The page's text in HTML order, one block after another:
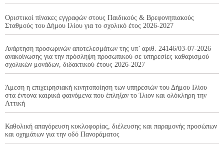
Οριστικοί πίνακες εγγραφών στους Παιδικούς & Βρεφονηπιακούς
Σταθμούς του Δήμου Ιλίου για το σχολικό έτος 2026-2027
Ανάρτηση προσωρινών αποτελεσμάτων της υπ’ αριθ. 24146/03-07-2026
ανακοίνωσης για την πρόσληψη προσωπικού σε υπηρεσίες καθαρισμού
σχολικών μονάδων, διδακτικού έτους 2026-2027
Άμεση η επιχειρησιακή κινητοποίηση των υπηρεσιών του Δήμου Ιλίου
στα έντονα καιρικά φαινόμενα που έπληξαν το Ίλιον και ολόκληρη την
Αττική
Καθολική απαγόρευση κυκλοφορίας, διέλευσης και παραμονής προσώπων
και οχημάτων για την οδό Πανοράματος